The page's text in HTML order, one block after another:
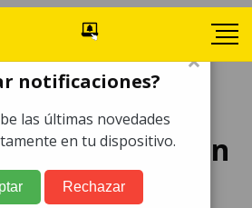
por qué Juan
a Luis
×
notificaciones?
las últimas novedades
en tu dispositivo.
Rechazar